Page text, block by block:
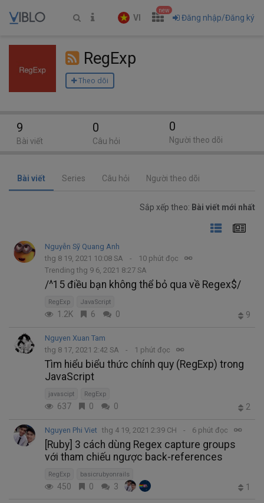
VI
new
Đăng nhập/Đăng ký
RegExp
Theo dõi
Bài viết Series Câu hỏi Người theo dõi
Sắp xếp theo: Bài viết mới nhất
Nguyễn Sỹ Quang Anh
thg 8 19, 2021 10:08 SA
10 phút đọc
Trending thg 9 6, 2021 8:27 SA
/^15 điều bạn không thể bỏ qua về Regex$/
RegExp JavaScript
1.2K 6 0 9
Nguyen Xuan Tam
thg 8 17, 2021 2:42 SA
1 phút đọc
Tìm hiểu biểu thức chính quy (RegExp) trong
JavaScript
javascipt RegExp
637 0 0 2
Nguyen Phi Viet thg 4 19, 2021 2:39 CH 6 phút đọc
[Ruby] 3 cách dùng Regex capture groups
với tham chiếu ngược back-references
RegExp basicrubyonrails
450 0 3 1
9
Bài viết
0
Câu hỏi
0
Người theo dõi